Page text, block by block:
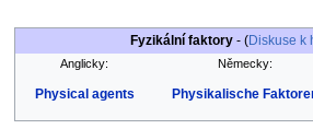
Fyzikální faktory- (Diskuse k
Anglicky: Německy:
Physical agents Physikalische